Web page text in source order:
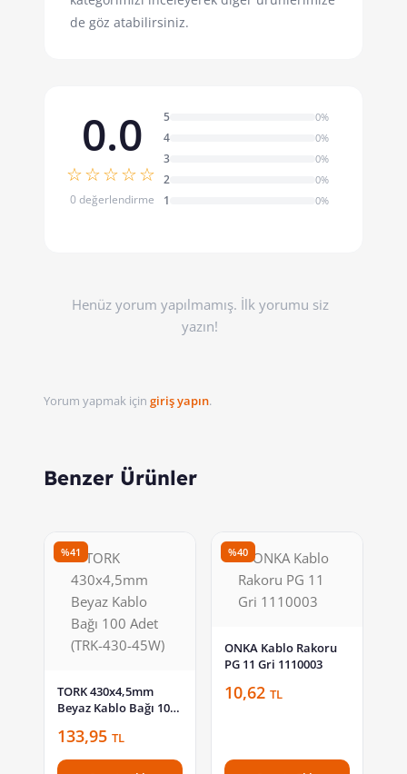
de göz atabilirsiniz.
0.0
☆☆☆☆☆
0 değerlendirme
5 0%
4 0%
3 0%
2 0%
1 0%
Henüz yorum yapılmamış. İlk yorumu siz
yazın!
Yorum yapmak için giriş yapın.
Benzer Ürünler
%41
TORK 430x4,5mm
Beyaz Kablo Bağı 100
133,95 TL
%40
ONKA Kablo Rakoru
PG 11 Gri 1110003
10,62 TL